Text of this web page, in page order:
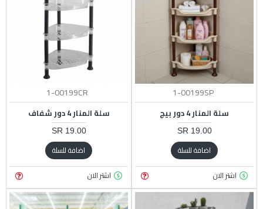
1-00199SP
سلة المنار 4 دور بيج
19.00 SR
اضافة للسلة
اشتر الان
1-00199CR
سلة المنار 4 دور شفاف
19.00 SR
اضافة للسلة
اشتر الان